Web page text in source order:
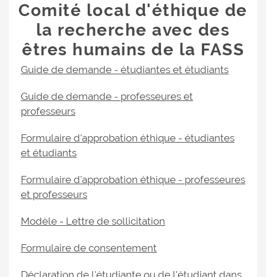
Comité local d'éthique de
la recherche avec des
êtres humains de la FASS
Guide de demande - étudiantes et étudiants
Guide de demande - professeures et
professeurs
Formulaire d'approbation éthique - étudiantes
et étudiants
Formulaire d'approbation éthique - professeures
et professeurs
Modèle - Lettre de sollicitation
Formulaire de consentement
Déclaration de l'étudiante ou de l'étudiant dans